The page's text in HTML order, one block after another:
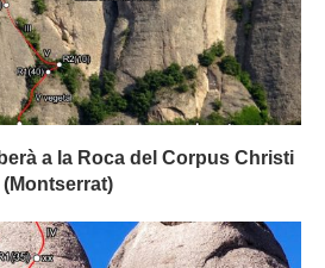
a la Roca del Corpus Christi
(Montserrat)